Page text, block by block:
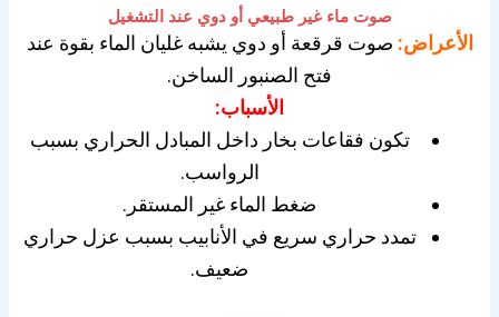
صوت ماء غير طبيعي أو دوي عند التشغيل
الأعراض: صوت قرقعة أو دوي يشبه غليان الماء بقوة عند
فتح الصنبور الساخن.
الأسباب:
تكون فقاعات بخار داخل المبادل الحراري بسبب
الرواسب.
ضغط الماء غير المستقر.
تمدد حراري سريع في الأنابيب بسبب عزل حراري
ضعيف.